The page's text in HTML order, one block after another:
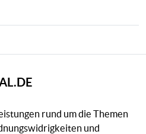
rund um die Themen
und